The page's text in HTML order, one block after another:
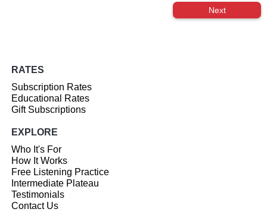
Next
RATES
Subscription Rates
Educational Rates
Gift Subscriptions
EXPLORE
Who It's For
How It Works
Free Listening Practice
Intermediate Plateau
Testimonials
Contact Us